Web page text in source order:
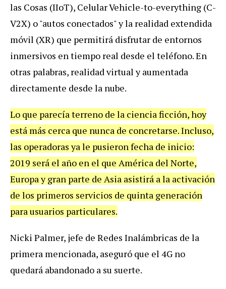
las Cosas (IIoT), CelularVehicle-to-everything (C-
V2X) o"autos conectados"yla realidad extendida
móvil (XR) que permitirá disfrutar de entornos
inmersivos en tiempo real desde el teléfono.En
otras palabras, realidad virtual y aumentada
directamente desde la nube.
Lo que parecía terreno de la ciencia ficción,hoy
está más cerca que nunca de concretarse.Incluso,
las operadoras ya le pusieron fecha de inicio:
2019 será el año en el que América del Norte,
Europa y gran parte de Asia asistirá a la activación
de los primeros servicios de quinta generación
para usuarios particulares.
Nicki Palmer, jefe de Redes Inalámbricas de la
primera mencionada, aseguró que el 4G no
quedará abandonado a su suerte.